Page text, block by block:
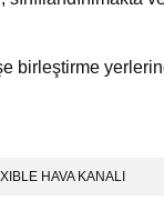
birleştirme
HAVA KANALI